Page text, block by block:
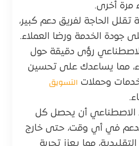
مرة أخرى.
تقلل الحاجة لفريق دعم كبير،
جودة الخدمة ورضا العملاء.
الاصطناعي رؤى دقيقة حول
مما يساعدك على تحسين
وحملات التسويق
الاصطناعي أن يحصل كل
في أي وقت، حتى خارج